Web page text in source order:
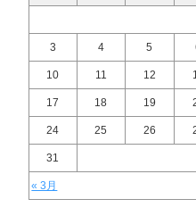
« 3月
3 4 5
10 11 12
17 18 19
24 25 26
31